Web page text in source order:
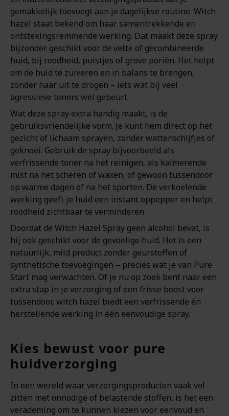
gemakkelijk toevoegt aan je dagelijkse routine. Witch
hazel staat bekend om haar samentrekkende en
ontstekingsremmende werking. Dat maakt deze spray
bijzonder geschikt voor de vette of gecombineerde
huid, bij roodheid, puistjes of grove poriën. Het helpt
om de huid te zuiveren en in balans te brengen,
zonder haar uit te drogen – iets wat bij veel
agressieve toners wél gebeurt.
Wat deze spray extra handig maakt, is de
gebruiksvriendelijke vorm. Je kunt hem direct op het
gezicht of lichaam sprayen, zonder wattenschijfjes of
geknoei. Gebruik de spray bijvoorbeeld als
verfrissende toner na het reinigen, als kalmerende
mist na het scheren of waxen, of gewoon tussendoor
op warme dagen of na het sporten. De verkoelende
werking geeft je huid een instant oppepper en helpt
roodheid zichtbaar te verminderen.
Doordat de Witch Hazel Spray geen alcohol bevat, is
hij ook geschikt voor de gevoelige huid. Het is een
natuurlijk, mild product zonder geurstoffen of
synthetische toevoegingen – precies wat je van Pure
Start mag verwachten. Of je nu op zoek bent naar een
extra stap in je verzorging of een frisse boost voor
tussendoor, witch hazel biedt een verfrissende én
herstellende werking in één eenvoudige spray.
Kies bewust voor pure
huidverzorging
In een wereld waar verzorgingsproducten vaak vol
zitten met onnodige of belastende stoffen, is het een
verademing om te kunnen kiezen voor eenvoud en